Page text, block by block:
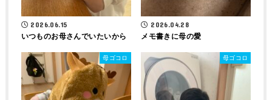
2026.06.15
いつものお母さんでいたいから
2026.04.28
メモ書きに母の愛
母ゴコロ 母ゴコロ